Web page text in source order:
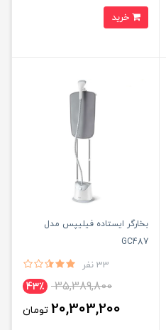
بخارگر ایستاده فیلیپس مدل
GC487
33 نفر
35,389,800 43٪
20,303,200 تومان